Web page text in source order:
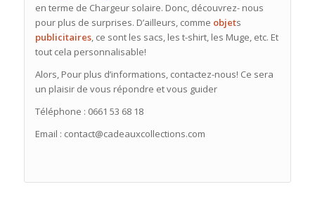
en terme de Chargeur solaire. Donc, découvrez- nous
pour plus de surprises. D’ailleurs, comme objets
publicitaires, ce sont les sacs, les t-shirt, les Muge, etc. Et
tout cela personnalisable!
Alors, Pour plus d’informations, contactez-nous! Ce sera
un plaisir de vous répondre et vous guider
Téléphone : 0661 53 68 18
Email : contact@cadeauxcollections.com